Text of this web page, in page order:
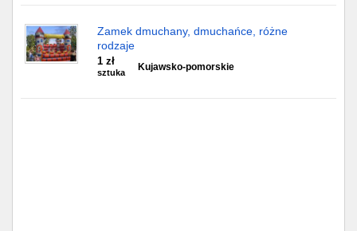
Zamek dmuchany, dmuchańce, różne
rodzaje
1 zł
sztuka
Kujawsko-pomorskie